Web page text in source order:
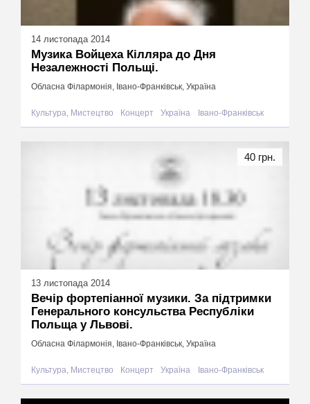
14 листопада 2014
Музика Войцеха Кілляра до Дня
Незалежності Польщі.
Обласна Філармонія, Івано-Франківськ, Україна
Культура, Мистецтво Концерт Україна Івано-Франківськ
13 листопада 2014
Вечір фортепіанної музики. За підтримки
Генерального консульства Республіки
Польща у Львові.
Обласна Філармонія, Івано-Франківськ, Україна
Культура, Мистецтво Концерт Україна Івано-Франківськ
40 грн.